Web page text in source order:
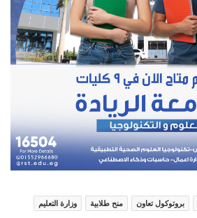
بروتوكول تعاون منح طلابية وزارة التعليم